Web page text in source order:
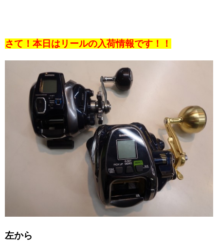
さて！本日はリールの入荷情報です！！
左から